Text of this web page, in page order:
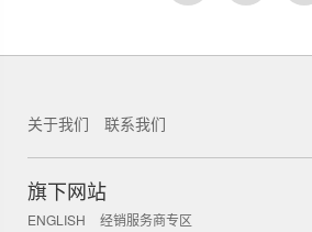
关于我们 联系我们
旗下网站
ENGLISH 经销服务商专区